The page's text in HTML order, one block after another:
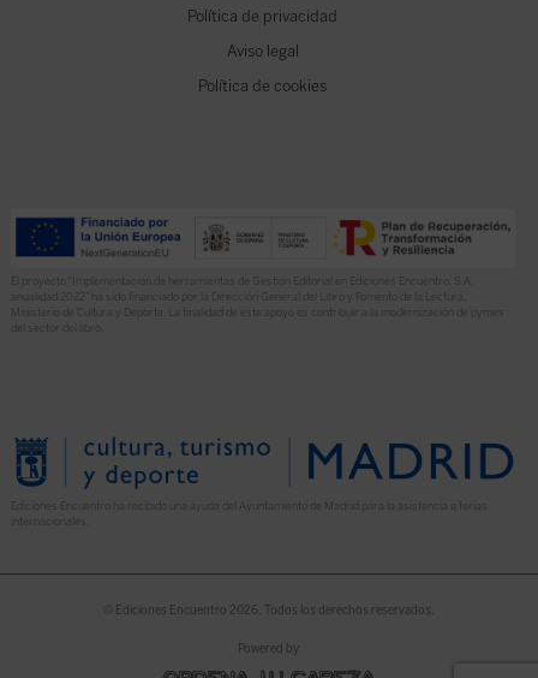
Política de privacidad
Aviso legal
Política de cookies
El proyecto “Implementación de herramientas de Gestión Editorial en Ediciones Encuentro, S.A.
anualidad 2022” ha sido financiado por la Dirección General del Libro y Fomento de la Lectura,
Ministerio de Cultura y Deporte. La finalidad de este apoyo es contribuir a la modernización de pymes
del sector del libro.
Ediciones Encuentro ha recibido una ayuda del Ayuntamiento de Madrid para la asistencia a ferias
© Ediciones Encuentro 2026. Todos los derechos reservados.
Powered by